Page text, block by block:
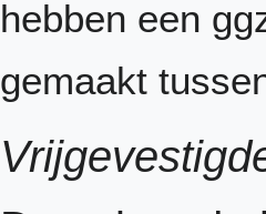
hebben een
gemaakt